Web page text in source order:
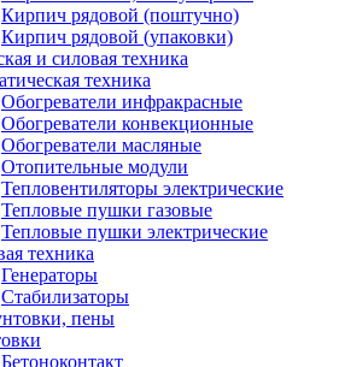
Кирпич рядовой (поштучно)
Кирпич рядовой (упаковки)
и силовая техника
техника
Обогреватели инфракрасные
Обогреватели конвекционные
Обогреватели масляные
Отопительные модули
Тепловентиляторы электрические
Тепловые пушки газовые
Тепловые пушки электрические
техника
Генераторы
Стабилизаторы
пены
Бетоноконтакт